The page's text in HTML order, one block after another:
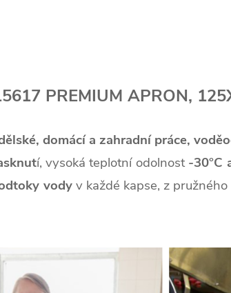
PREMIUM APRON,
domácí a zahradní práce,
í, vysoká teplotní odolnost-30°C
vodyv každé kapse, z pružného